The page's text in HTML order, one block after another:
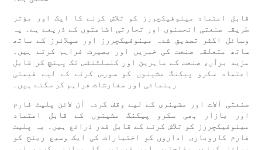
قابل اعتماد مینوفیکچررز کو تلاش کرنے کا ایک اور مؤثر
طریقہ صنعتی انجمنوں اور تجارتی اشاعتوں کے ذریعے ہے۔ یہ
وسائل اکثر تصدیق شدہ مینوفیکچررز اور سپلائرز کے ساتھ
ساتھ متعلقہ صنعت کی خبریں اور بصیرت فراہم کرتے ہیں۔
مزید برآں، صنعت کے ماہرین اور کنسلٹنٹس تک پہنچ کر قابل
اعتماد سکرو پیکنگ مشینوں کو سورس کرنے کے لیے قیمتی
رہنمائی اور سفارشات فراہم کر سکتے ہیں۔
صنعتی آلات اور مشینری کے لیے وقف کردہ آن لائن پلیٹ فارم
اور بازار بھی سکرو پیکنگ مشینوں کے قابل اعتماد
مینوفیکچررز کو تلاش کرنے کے قابل قدر ذرائع ہیں۔ یہ پلیٹ
فارم کاروباری اداروں کو اختیارات کی ایک وسیع رینج کو